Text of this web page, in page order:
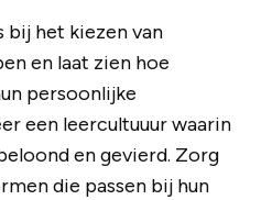
bij het kiezen van
en laat zien hoe
persoonlijke
een leercultuuur waarin
en gevierd. Zorg
die passen bij hun